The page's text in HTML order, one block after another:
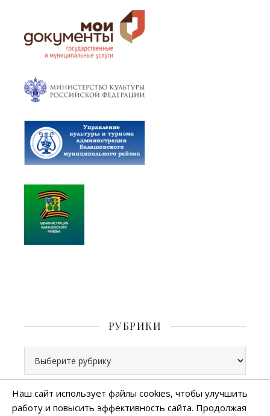
РУБРИКИ
Наш сайт использует файлы cookies, чтобы улучшить
работу и повысить эффективность сайта. Продолжая